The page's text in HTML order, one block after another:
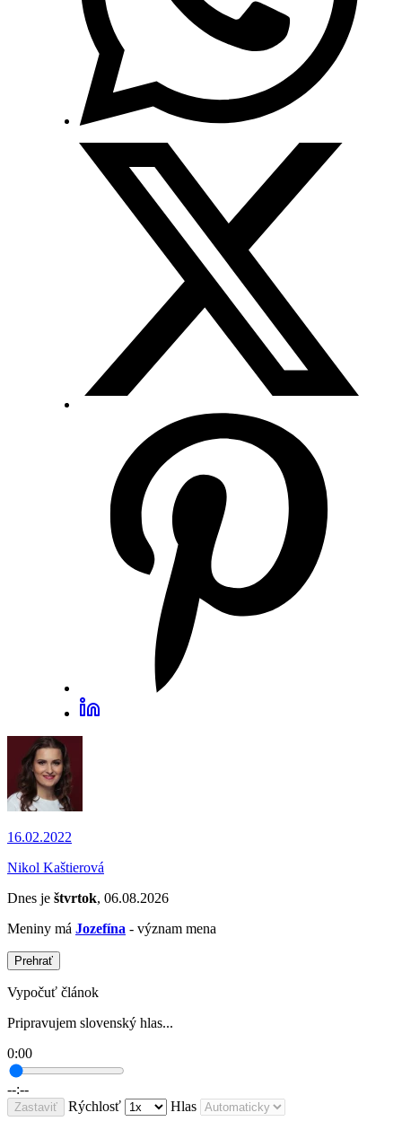
16.02.2022
Nikol Kaštierová
Dnes je štvrtok, 06.08.2026
Meniny má Jozefína - význam mena
Prehrať
Vypočuť článok
Pripravujem slovenský hlas...
0:00
--:--
Zastaviť Rýchlosť Hlas